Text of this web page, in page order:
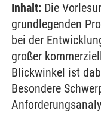
Inhalt: Die
grundlegenden
bei der
großer
Blickwinkel ist
Besondere